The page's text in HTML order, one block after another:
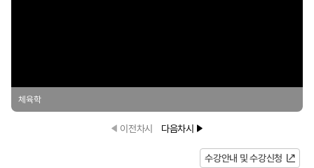
체육학
이전차시 다음차시
수강안내 및 수강신청